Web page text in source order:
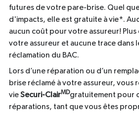
futures de votre pare-brise. Quel
d'impacts, elle est gratuite à vie*.
aucun coût pour votre assureur! Plus
votre assureur et aucune trace dans
réclamation du BAC.
Lors d’une réparation ou d’un
brise réclamé à votre assureur, vous
vie Securi-ClairMDgratuitement pour
réparations, tant que vous êtes